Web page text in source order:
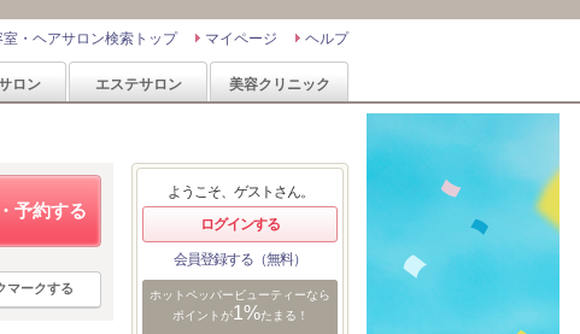
ヘルプ
マイページ
・ヘアサロン検索トップ
ロン エステサロン 美容クリニック
予約する
マークする
ようこそ、ゲストさん。
ログインする
会員登録する（無料）
ホットペッパービューティーなら
ポイントが1%たまる！